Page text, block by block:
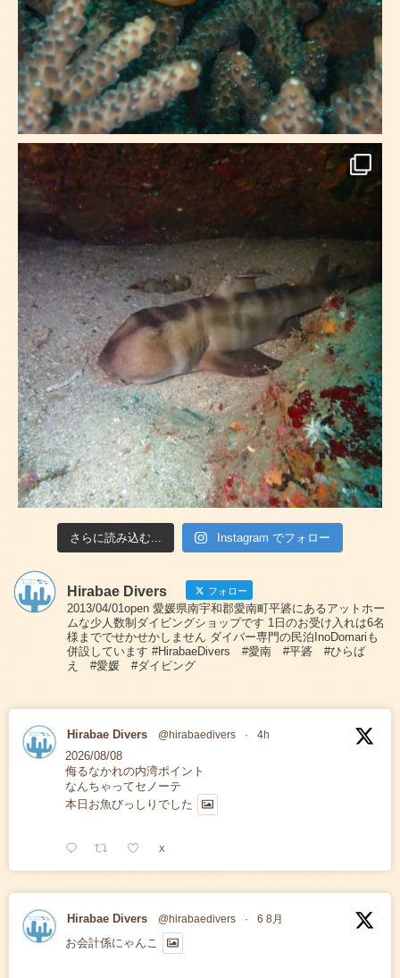
さらに読み込む... Instagram でフォロー
Hirabae Divers フォロー
2013/04/01open 愛媛県南宇和郡愛南町平碆にあるアットホー
ムな少人数制ダイビングショップです 1日のお受け入れは6名
様まででせかせかしません ダイバー専門の民泊InoDomariも
併設しています #HirabaeDivers #愛南 #平碆 #ひらば
え #愛媛 #ダイビング
Hirabae Divers @hirabaedivers · 4h
2026/08/08
侮るなかれの内湾ポイント
なんちゃってセノーテ
本日お魚びっしりでした
X
Hirabae Divers @hirabaedivers · 6 8月
お会計係にゃんこ